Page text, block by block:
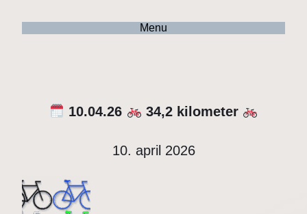
Menu
10.04.26 34,2 kilometer
10. april 2026